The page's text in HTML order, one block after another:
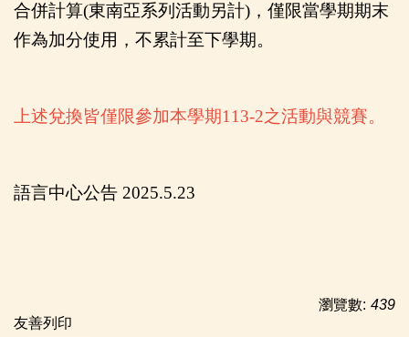
合併計算(東南亞系列活動另計)，僅限當學期期末
作為加分使用，不累計至下學期。
上述兌換皆僅限參加本學期113-2之活動與競賽。
語言中心公告 2025.5.23
瀏覽數: 439
友善列印